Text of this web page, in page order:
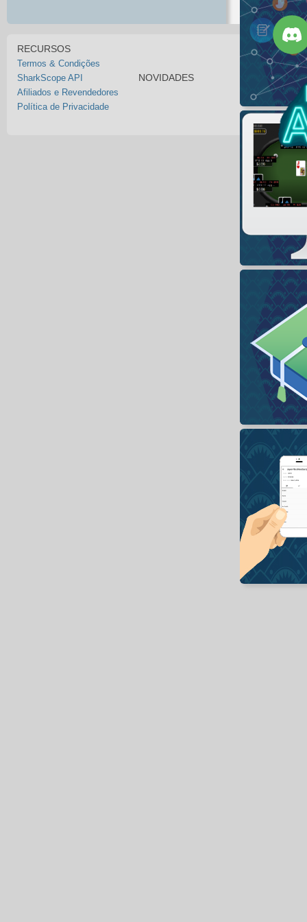
RECURSOS
Termos & Condições
SharkScope API
Afiliados e Revendedores
Política de Privacidade
NOVIDADES